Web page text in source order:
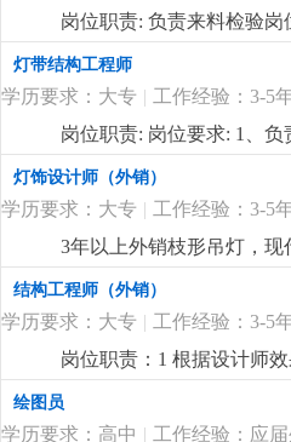
岗位职责: 负责来料检验
灯带结构工程师
学历要求：大专 | 工作经验：3-5
岗位职责: 岗位要求: 1、
产工艺（焊接、注塑成型
以上led灯带产品研发工作
悉线路板原理，灯带内部
力，能承受较大的工作压
坚持长期主义的企业，欢
灯饰设计师（外销）
学历要求：大专 | 工作经验：3-5
3年以上外销枝形吊灯，
上产品的色彩以及材料运
能熟练运用autocad，
薪+高提成，欢迎有相关
结构工程师（外销）
学历要求：大专 | 工作经验：3-5
岗位职责：1 根据设计师
工生产零件图纸并全程跟
软件(autocad)和三维建模
绘图员
学历要求：高中 | 工作经验：应届